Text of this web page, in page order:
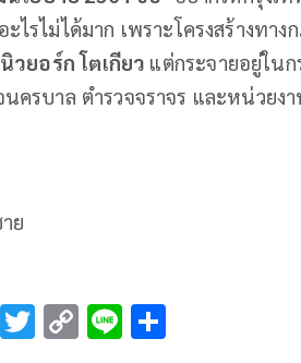
ะไรไม่ได้มาก เพราะโครงสร้างท
นิวยอร์ก โตเกียว แต่กระจายอยู่ใน
นครบาล ตำรวจจราจร และหน่วยง
ย
F T C Li